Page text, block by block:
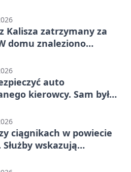
Kalisza zatrzymany za
domu znaleziono
auto
kierowcy. Sam był
ciągnikach w powiecie
wskazują